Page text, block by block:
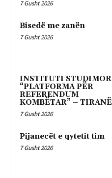
7 Gusht 2026
Bisedë me zanën
7 Gusht 2026
INSTITUTI STUDIMOR
“PLATFORMA PËR
REFERENDUM
KOMBËTAR” – TIRANË
7 Gusht 2026
Pijanecët e qytetit tim
7 Gusht 2026